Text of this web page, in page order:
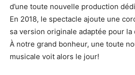
d’une toute nouvelle production
En 2018, le spectacle ajoute une
sa version originale adaptée pour
À notre grand bonheur, une toute
musicale voit alors le jour!